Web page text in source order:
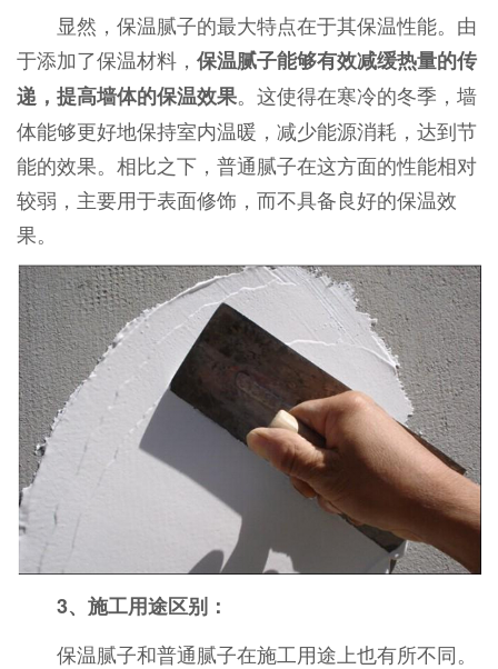
显然，保温腻子的最大特点在于其保温性能。由
于添加了保温材料， 保温腻子能够有效减缓热量的传
递，提高墙体的保温效果。这使得在寒冷的冬季，墙
体能够更好地保持室内温暖，减少能源消耗，达到节
能的效果。相比之下，普通腻子在这方面的性能相对
较弱，主要用于表面修饰，而不具备良好的保温效
果。
3、施工用途区别：
保温腻子和普通腻子在施工用途上也有所不同。